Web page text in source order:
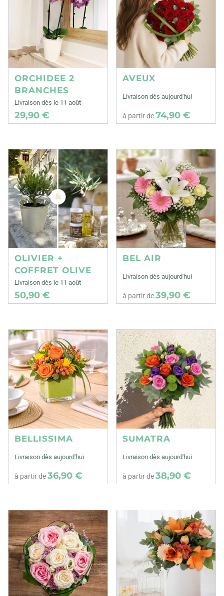
ORCHIDEE 2
BRANCHES
Livraison dès le 11 août
29,90 €
AVEUX
Livraison dès aujourd'hui
à partir de74,90 €
OLIVIER +
COFFRET OLIVE
Livraison dès le 11 août
50,90 €
BEL AIR
Livraison dès aujourd'hui
à partir de39,90 €
BELLISSIMA
Livraison dès aujourd'hui
à partir de36,90 €
SUMATRA
Livraison dès aujourd'hui
à partir de38,90 €